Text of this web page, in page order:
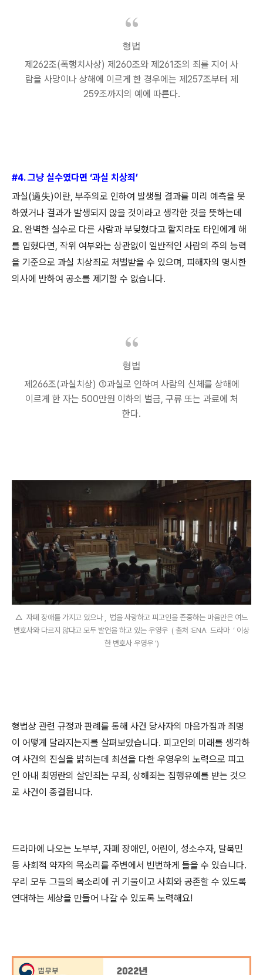
형법
제 262조(폭행치사상) 제 260조와 제 261조의 죄를 지어 사
람을 사망이나 상해에 이르게 한 경우에는 제 257조부터 제
259조까지의 예에 따른다.
#4.그냥 실수였다면 ‘과실 치상죄 ’
과실(過失)이란, 부주의로 인하여 발생될 결과를 미리 예측을 못
하였거나 결과가 발생되지 않을 것이라고 생각한 것을 뜻하는데
요. 완벽한 실수로 다른 사람과 부딪혔다고 할지라도 타인에게 해
를 입혔다면, 작위 여부와는 상관없이 일반적인 사람의 주의 능력
을 기준으로 과실 치상죄로 처벌받을 수 있으며, 피해자의 명시한
의사에 반하여 공소를 제기할 수 없습니다.
형법
제 266조(과실치상) ①과실로 인하여 사람의 신체를 상해에
이르게 한 자는 500만원 이하의 벌금, 구류 또는 과료에 처
한다.
△ 자폐 장애를 가지고 있으나 , 법을 사랑하고 피고인을 존중하는 마음만은 여느
변호사와 다르지 않다고 모두 발언을 하고 있는 우영우 ( 출처 :ENA 드라마 ‘ 이상
한 변호사 우영우 ’)
형법상 관련 규정과 판례를 통해 사건 당사자의 마음가짐과 죄명
이 어떻게 달라지는지를 살펴보았습니다. 피고인의 미래를 생각하
여 사건의 진실을 밝히는데 최선을 다한 우영우의 노력으로 피고
인 아내 최영란의 살인죄는 무죄 , 상해죄는 집행유예를 받는 것으
로 사건이 종결됩니다.
드라마에 나오는 노부부, 자폐 장애인, 어린이 , 성소수자, 탈북민
등 사회적 약자의 목소리를 주변에서 빈번하게 들을 수 있습니다.
우리 모두 그들의 목소리에 귀 기울이고 사회와 공존할 수 있도록
연대하는 세상을 만들어 나갈 수 있도록 노력해요!